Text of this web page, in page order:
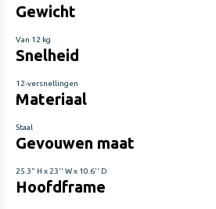
Gewicht
Van 12 kg
Snelheid
12-versnellingen
Materiaal
Staal
Gevouwen maat
25.3" H x 23'' W x 10.6'' D
Hoofdframe